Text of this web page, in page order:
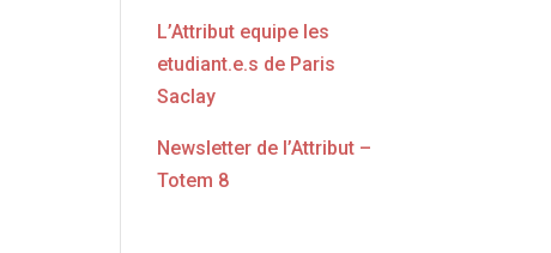
L’Attribut equipe les
etudiant.e.s de Paris
Saclay
Newsletter de l’Attribut –
Totem 8